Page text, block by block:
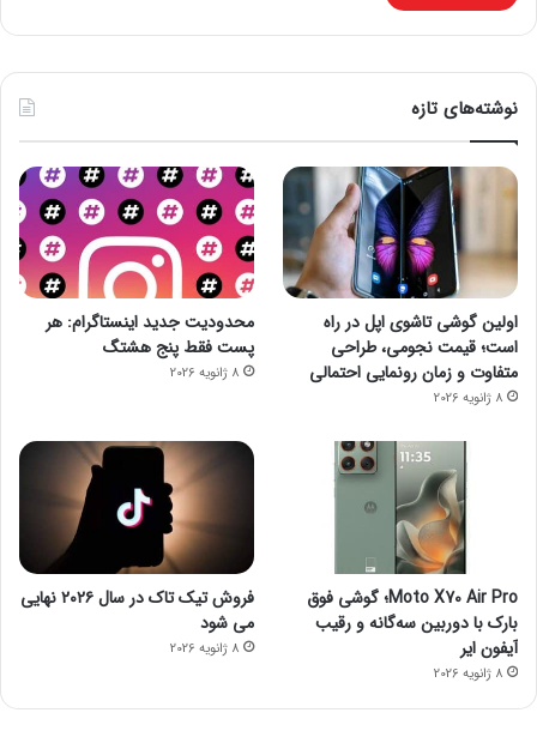
نوشته‌های تازه
اولین گوشی تاشوی اپل در راه
است؛ قیمت نجومی، طراحی
متفاوت و زمان رونمایی احتمالی
8 ژانویه 2026
محدودیت جدید اینستاگرام: هر
پست فقط پنج هشتگ
8 ژانویه 2026
Moto X70 Air Pro؛ گوشی فوق
بارک با دوربین سه‌گانه و رقیب
آیفون ایر
8 ژانویه 2026
فروش تیک تاک در سال ۲۰۲۶ نهایی
می شود
8 ژانویه 2026